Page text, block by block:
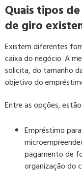
Quais tipos
de giro
Existem diferentes
caixa do negócio. A
solicita, do tamanho
objetivo do
Entre as opções, estão:
Empréstimo
pagamento de
organização do